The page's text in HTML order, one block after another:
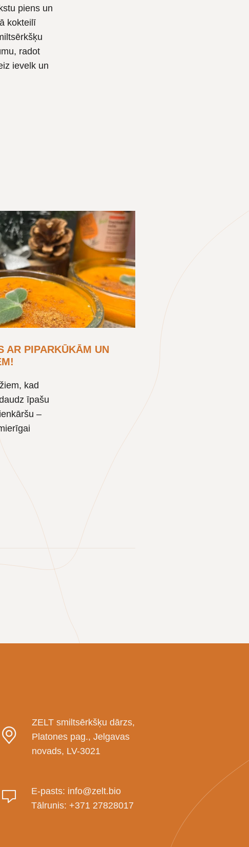
piens un
kokteilī
radot
ievelk un
AR PIPARKŪKĀM UN
kad
īpašu
–
ZELT smiltsērkšķu dārzs,
Platones pag., Jelgavas
novads, LV-3021
E-pasts: info@zelt.bio
Tālrunis: +371 27828017